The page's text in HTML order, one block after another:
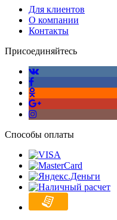
Для клиентов
О компании
Контакты
Присоединяйтесь
Способы оплаты